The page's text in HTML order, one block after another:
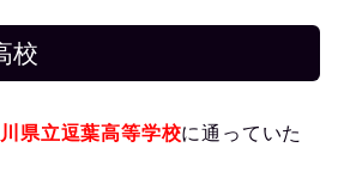
校
県立逗葉高等学校に通っていた